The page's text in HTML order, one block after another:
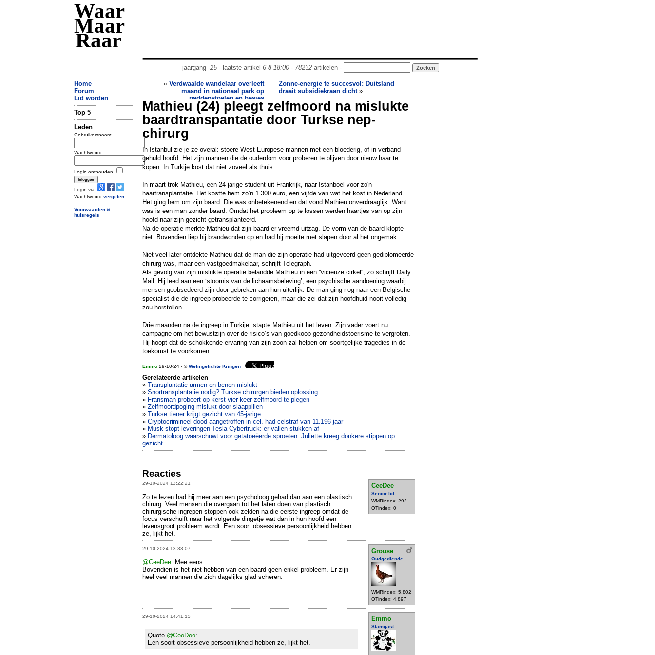
Waar
Maar
Raar
jaargang -25- laatste artikel 6-8 18:00- 78232artikelen -
Home
Forum
Lid worden
Top 5
Leden
Gebruikersnaam:
Wachtwoord:
Login onthouden
Login via:
Wachtwoord vergeten
Voorwaarden &
huisregels
« Verdwaalde wandelaar overleeft
maand in nationaal park op
paddenstoelen en besjes
Zonne-energie te succesvol: Duitsland
draait subsidiekraan dicht»
Mathieu (24) pleegt zelfmoord na mislukte
baardtranspantatie door Turkse nep-
chirurg
In Istanbul zie je ze overal: stoere West-Europese mannen met een bloederig, of in verband
gehuld hoofd. Het zijn mannen die de ouderdom voor proberen te blijven door nieuw haar te
kopen. In Turkije kost dat niet zoveel als thuis.
In maart trok Mathieu, een 24-jarige student uit Frankrijk, naar Istanboel voor zo'n
haartransplantatie. Het kostte hem zo’n 1.300 euro, een vijfde van wat het kost in Nederland.
Het ging hem om zijn baard. Die was onbetekenend en dat vond Mathieu onverdraaglijk. Want
was is een man zonder baard. Omdat het probleem op te lossen werden haartjes van op zijn
hoofd naar zijn gezicht getransplanteerd.
Na de operatie merkte Mathieu dat zijn baard er vreemd uitzag. De vorm van de baard klopte
niet. Bovendien liep hij brandwonden op en had hij moeite met slapen door al het ongemak.
Niet veel later ontdekte Mathieu dat de man die zijn operatie had uitgevoerd geen gediplomeerde
chirurg was, maar een vastgoedmakelaar, schrijft Telegraph.
Als gevolg van zijn mislukte operatie belandde Mathieu in een “vicieuze cirkel”, zo schrijft Daily
Mail. Hij leed aan een ‘stoornis van de lichaamsbeleving’, een psychische aandoening waarbij
mensen geobsedeerd zijn door gebreken aan hun uiterlijk. De man ging nog naar een Belgische
specialist die de ingreep probeerde te corrigeren, maar die zei dat zijn hoofdhuid nooit volledig
zou herstellen.
Drie maanden na de ingreep in Turkije, stapte Mathieu uit het leven. Zijn vader voert nu
campagne om het bewustzijn over de risico’s van goedkoop gezondheidstoerisme te vergroten.
Hij hoopt dat de schokkende ervaring van zijn zoon zal helpen om soortgelijke tragedies in de
toekomst te voorkomen.
Emmo 29-10-24 - ©Welingelichte Kringen
Gerelateerde artikelen
» Transplantatie armen en benen mislukt
» Snortransplantatie nodig? Turkse chirurgen bieden oplossing
» Fransman probeert op kerst vier keer zelfmoord te plegen
» Zelfmoordpoging mislukt door slaappillen
» Turkse tiener krijgt gezicht van 45-jarige
» Cryptocrimineel dood aangetroffen in cel, had celstraf van 11.196 jaar
» Musk stopt leveringen Tesla Cybertruck: er vallen stukken af
» Dermatoloog waarschuwt voor getatoeëerde sproeten: Juliette kreeg donkere stippen op
gezicht
Reacties
29-10-2024 13:22:21 CeeDee
Senior lid
WMRindex: 292
OTindex: 0
Zo te lezen had hij meer aan een psycholoog gehad dan aan een plastisch
chirurg. Veel mensen die overgaan tot het laten doen van plastisch
chirurgische ingrepen stoppen ook zelden na die eerste ingreep omdat de
focus verschuift naar het volgende dingetje wat dan in hun hoofd een
levensgroot probleem wordt. Een soort obsessieve persoonlijkheid hebben
ze, lijkt het.
29-10-2024 13:33:07 Grouse
Oudgediende
WMRindex: 5.802
OTindex: 4.897
@CeeDee: Mee eens.
Bovendien is het niet hebben van een baard geen enkel probleem. Er zijn
heel veel mannen die zich dagelijks glad scheren.
29-10-2024 14:41:13 Emmo
Stamgast
Quote @CeeDee:
Een soort obsessieve persoonlijkheid hebben ze, lijkt het.